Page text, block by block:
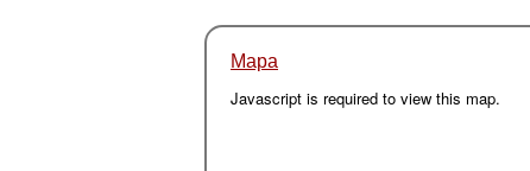
Mapa
Javascript is required to view this map.